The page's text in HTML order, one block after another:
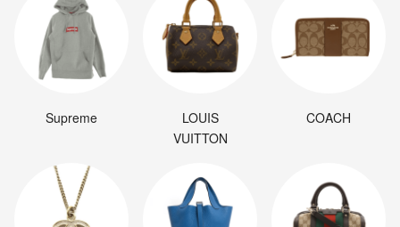
Supreme
LOUIS
VUITTON
COACH